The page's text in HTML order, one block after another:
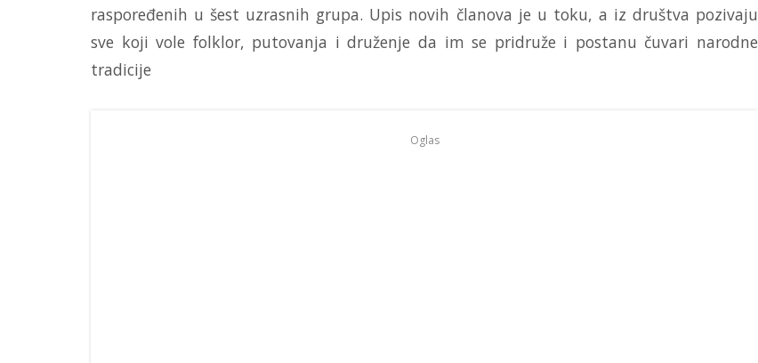
raspoređenih u šest uzrasnih grupa. Upis novih članova je u toku, a iz društva pozivaju
sve koji vole folklor, putovanja i druženje da im se pridruže i postanu čuvari narodne
tradicije
Oglas